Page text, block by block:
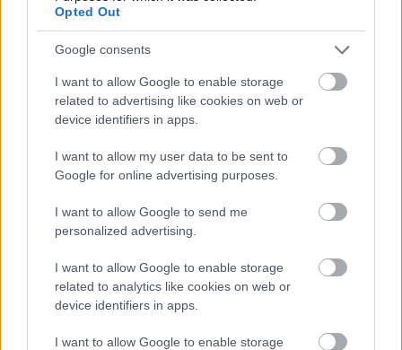
Opted Out
Google consents
I want to allow Google to enable storage
related to advertising like cookies on web or
device identifiers in apps.
I want to allow my user data to be sent to
Google for online advertising purposes.
I want to allow Google to send me
personalized advertising.
I want to allow Google to enable storage
related to analytics like cookies on web or
device identifiers in apps.
I want to allow Google to enable storage
A Numéro címlapjával melegít a bikinihez Enikő